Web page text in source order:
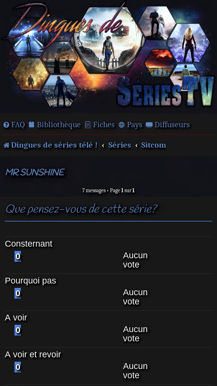
FAQ Bibliothèque Fiches Pays Diffuseurs
Dingues de séries télé ! Séries Sitcom
MR SUNSHINE
7 messages • Page1sur1
Que pensez-vous de cette série?
Consternant
0
Aucun
vote
Pourquoi pas
0
Aucun
vote
A voir
0
Aucun
vote
A voir et revoir
0
Aucun
vote